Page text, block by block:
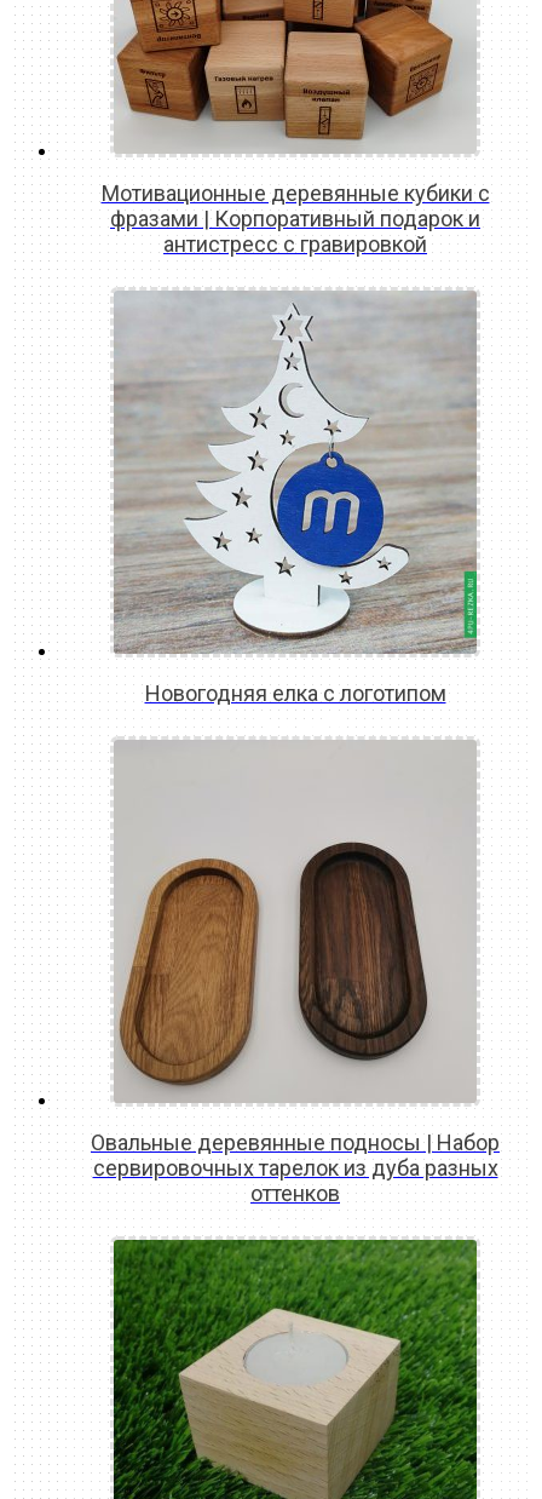
Мотивационные деревянные кубики с
фразами | Корпоративный подарок и
антистресс с гравировкой
READ MORE
Новогодняя елка с логотипом
READ MORE
Овальные деревянные подносы | Набор
сервировочных тарелок из дуба разных
оттенков
READ MORE